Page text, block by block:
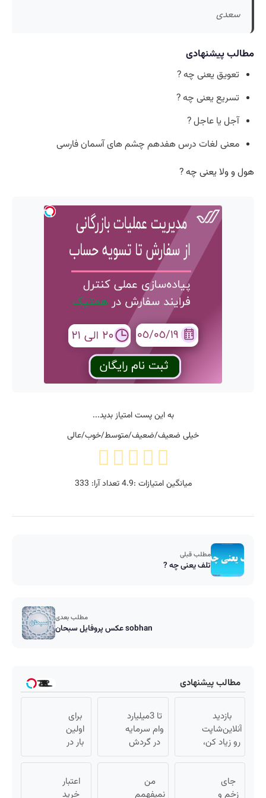
سعدی
مطالب پیشنهادی
تعویق یعنی چه ?
تسریع یعنی چه ?
آجل یا عاجل ?
معنی لغات درس هفدهم چشم های آسمان فارسی
هول و ولا یعنی چه ?
به این پست امتیاز بدید...
خیلی ضعیف/ضعیف/متوسط/خوب/عالی
میانگین امتیازات :4.9تعداد آرا: 333
مطلب قبلی
تلف یعنی چه ?
مطلب بعدی
عکس پروفایل سبحان sobhan
مطالب پیشنهادی
بازدید
آنلاین‌شاپت
رو زیاد کن،
بازدید بالاتر
بیشتر
تا 3میلیارد
وام سرمایه
در گردش
فروشندگان
فروشگاهت
رو ثبت کن
برای
اولین
بار در
ایران
این
دکتر
جای
زخم و
من
نمیفهمم
اعتبار
خرید